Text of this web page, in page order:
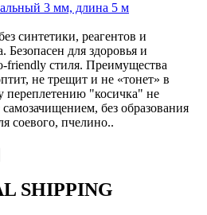
3 мм, длина 5 м
синтетики, реагентов и
для здоровья и
friendly стиля. Преимущества
не трещит и не «тонет» в
переплетению "косичка" не
без образования
соевого, пчелино..
SHIPPING